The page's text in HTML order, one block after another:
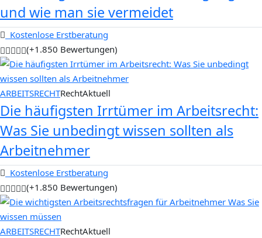
und wie man sie vermeidet
Kostenlose Erstberatung
(+1.850 Bewertungen)
ARBEITSRECHTRechtAktuell
Die häufigsten Irrtümer im Arbeitsrecht:
Was Sie unbedingt wissen sollten als
Arbeitnehmer
Kostenlose Erstberatung
(+1.850 Bewertungen)
ARBEITSRECHTRechtAktuell